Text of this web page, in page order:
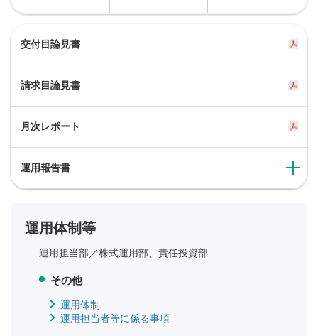
交付目論見書
請求目論見書
月次レポート
運用報告書
運用体制等
運用担当部／株式運用部、責任投資部
その他
運用体制
運用担当者等に係る事項